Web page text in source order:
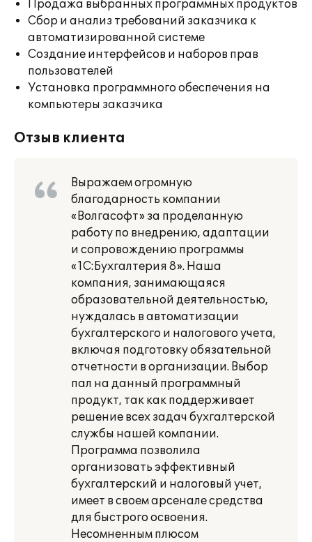
Продажа выбранных программных продуктов
Сбор и анализ требований заказчика к
автоматизированной системе
Создание интерфейсов и наборов прав
пользователей
Установка программного обеспечения на
компьютеры заказчика
Отзыв клиента
Выражаем огромную
благодарность компании
«Волгасофт» за проделанную
работу по внедрению, адаптации
и сопровождению программы
«1С:Бухгалтерия 8». Наша
компания, занимающаяся
образовательной деятельностью,
нуждалась в автоматизации
бухгалтерского и налогового учета,
включая подготовку обязательной
отчетности в организации. Выбор
пал на данный программный
продукт, так как поддерживает
решение всех задач бухгалтерской
службы нашей компании.
Программа позволила
организовать эффективный
бухгалтерский и налоговый учет,
имеет в своем арсенале средства
для быстрого освоения.
Несомненным плюсом